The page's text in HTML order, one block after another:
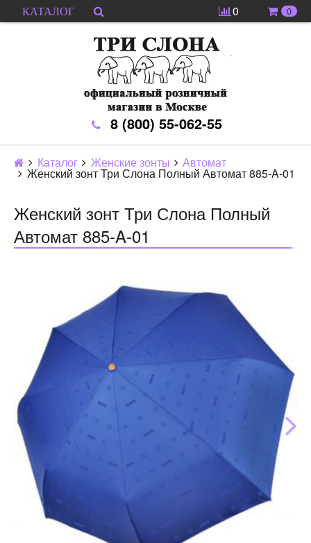
КАТАЛОГ 0 0
8 (800) 55-062-55
Каталог Женские зонты Автомат
Женский зонт Три Слона Полный Автомат 885-A-01
Женский зонт Три Слона Полный
Автомат 885-A-01